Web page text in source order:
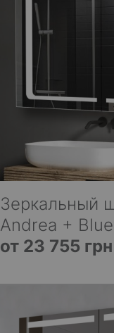
Зеркальный
Andrea +
от 23 755 грн